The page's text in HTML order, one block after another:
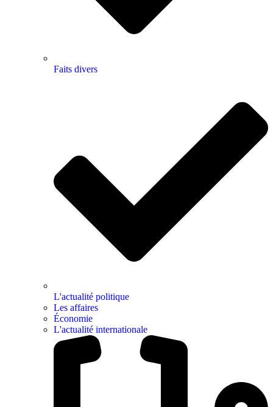
Faits divers
L'actualité politique
Les affaires
Économie
L'actualité internationale